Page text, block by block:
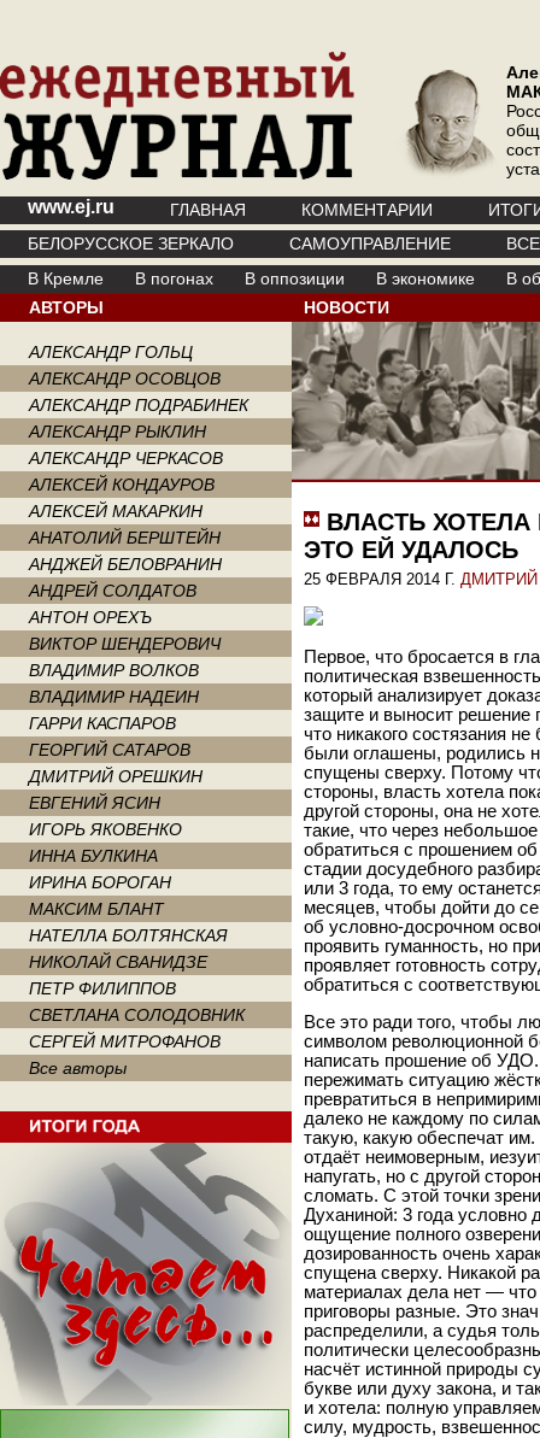
www.ej.ru ГЛАВНАЯ КОММЕНТАРИИ
БЕЛОРУССКОЕ ЗЕРКАЛО
САМОУПРАВЛЕНИЕ
В Кремле
В погонах В оппозиции В экономике
В
АВТОРЫ
АЛЕКСАНДР ГОЛЬЦ
АЛЕКСАНДР ОСОВЦОВ
АЛЕКСАНДР ПОДРАБИНЕК
АЛЕКСАНДР РЫКЛИН
АЛЕКСАНДР ЧЕРКАСОВ
АЛЕКСЕЙ КОНДАУРОВ
АЛЕКСЕЙ МАКАРКИН
АНАТОЛИЙ БЕРШТЕЙН
АНДЖЕЙ БЕЛОВРАНИН
АНДРЕЙ СОЛДАТОВ
АНТОН ОРЕХЪ
ВИКТОР ШЕНДЕРОВИЧ
ВЛАДИМИР ВОЛКОВ
ВЛАДИМИР НАДЕИН
ГАРРИ КАСПАРОВ
ГЕОРГИЙ САТАРОВ
ДМИТРИЙ ОРЕШКИН
ЕВГЕНИЙ ЯСИН
ИГОРЬ ЯКОВЕНКО
ИННА БУЛКИНА
ИРИНА БОРОГАН
МАКСИМ БЛАНТ
НАТЕЛЛА БОЛТЯНСКАЯ
НИКОЛАЙ СВАНИДЗЕ
ПЕТР ФИЛИППОВ
СВЕТЛАНА СОЛОДОВНИК
СЕРГЕЙ МИТРОФАНОВ
Все авторы
НОВОСТИ
ВЛАСТЬ
ЭТО ЕЙ УДАЛОСЬ
25 ФЕВРАЛЯ 2014 Г.
Первое, что бросается в
политическая
который анализирует
защите и выносит решение
что никакого состязания
были оглашены, родились
спущены сверху. Потому
стороны, власть хотела
другой стороны, она не
такие, что через
обратиться с прошением
стадии досудебного
или 3 года, то ему
месяцев, чтобы дойти до
об условно-досрочном
проявить гуманность, но
проявляет готовность
обратиться с
Все это ради того, чтобы
символом революционной
написать прошение об
пережимать ситуацию
превратиться в
далеко не каждому по
такую, какую обеспечат
отдаёт неимоверным,
напугать, но с другой
сломать. С этой точки
Духаниной: 3 года
ощущение полного
дозированность очень
спущена сверху. Никакой
материалах дела нет —
приговоры разные. Это
распределили, а судья
политически
насчёт истинной природы
букве или духу закона, и
и хотела: полную
силу, мудрость,